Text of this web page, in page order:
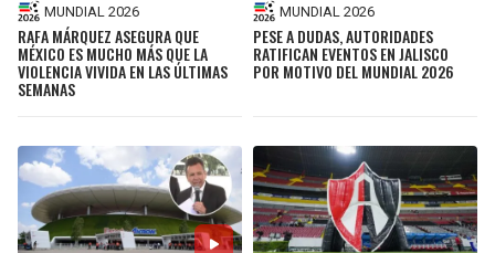
MUNDIAL 2026
RAFA MÁRQUEZ ASEGURA QUE
MÉXICO ES MUCHO MÁS QUE LA
VIOLENCIA VIVIDA EN LAS ÚLTIMAS
SEMANAS
MUNDIAL 2026
PESE A DUDAS, AUTORIDADES
RATIFICAN EVENTOS EN JALISCO
POR MOTIVO DEL MUNDIAL 2026